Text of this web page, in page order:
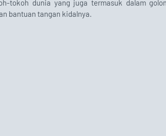
tokoh dunia yang juga termasuk dalam
bantuan tangan kidalnya.